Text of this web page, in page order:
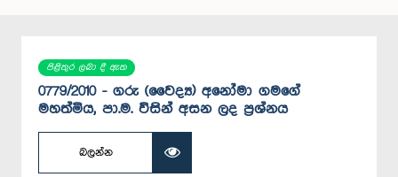
පිළිතුර ලබා දී ඇත
0779/2010 - ගරු (වෛද්‍ය) අනෝමා ගමගේ
මහත්මිය, පා.ම. විසින් අසන ලද ප්‍රශ්නය
බලන්න